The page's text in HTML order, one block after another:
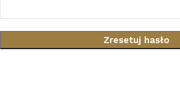
Zresetuj hasło